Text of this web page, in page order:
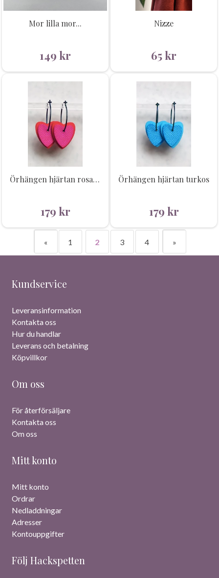
Mor lilla mor...
149 kr
Nizze
65kr
Örhängen hjärtan rosa/röd
179 kr
Örhängen hjärtan turkos
179 kr
« 1 2 3 4 »
Kundservice
Leveransinformation
Kontakta oss
Hur du handlar
Leverans och betalning
Köpvillkor
Om oss
För återförsäljare
Kontakta oss
Om oss
Mitt konto
Mitt konto
Ordrar
Nedladdningar
Adresser
Kontouppgifter
Följ Hackspetten